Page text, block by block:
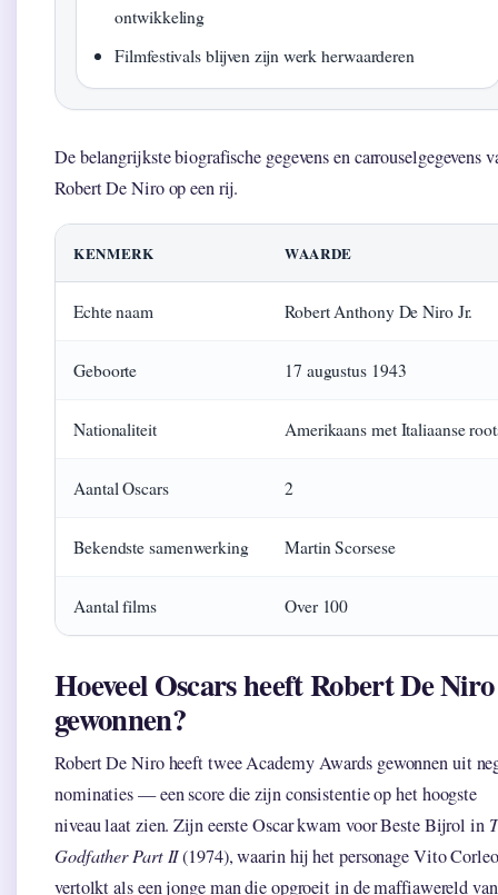
ontwikkeling
Filmfestivals blijven zijn werk herwaarderen
De belangrijkste biografische gegevens en carrouselgegevens
Robert De Niro op een rij.
KENMERK WAARDE
Echte naam Robert Anthony De Niro Jr.
Geboorte 17 augustus 1943
Nationaliteit Amerikaans met Italiaanse
Aantal Oscars 2
Bekendste samenwerking Martin Scorsese
Aantal films Over 100
Hoeveel Oscars heeft Robert De Niro
gewonnen?
Robert De Niro heeft twee Academy Awards gewonnen uit
nominaties — een score die zijn consistentie op het hoogste
niveau laat zien. Zijn eerste Oscar kwam voor Beste Bijrol in
Godfather Part II(1974), waarin hij het personage Vito
vertolkt als een jonge man die opgroeit in de maffiawereld van